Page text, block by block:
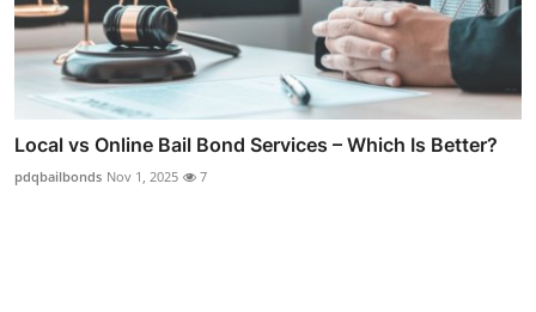
Local vs Online Bail Bond Services – Which Is Better?
pdqbailbonds Nov 1, 2025 7